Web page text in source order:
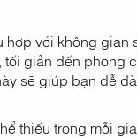
với không gian
giản đến phong
sẽ giúp bạn dễ
thiếu trong mỗi